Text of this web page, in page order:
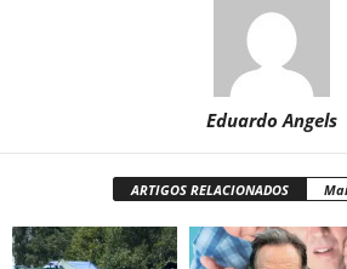
Eduardo Angels
ARTIGOS RELACIONADOS